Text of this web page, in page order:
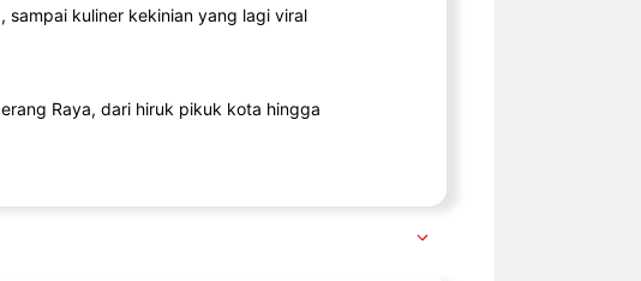
kuliner kekinian yang lagi viral
Raya, dari hiruk pikuk kota hingga